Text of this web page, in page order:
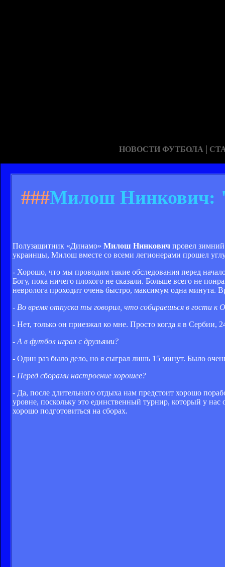
НОВОСТИ ФУТБОЛА |
###Милош Нинкович:
Полузащитник «Динамо» Милош Нинкович провел
украинцы, Милош вместе со всеми легионерами прошел
- Хорошо, что мы проводим такие обследования перед
Богу, пока ничего плохого не сказали. Больше всего не
невролога проходит очень быстро, максимум одна минута.
- Во время отпуска ты говорил, что собираешься в гости к
- Нет, только он приезжал ко мне. Просто когда я в Сербии,
- А в футбол играл с друзьями?
- Один раз было дело, но я сыграл лишь 15 минут. Было
- Перед сборами настроение хорошее?
- Да, после длительного отдыха нам предстоит хорошо
уровне, поскольку это единственный турнир, который у нас
хорошо подготовиться на сборах.